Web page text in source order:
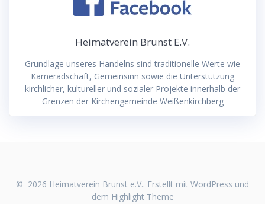
Heimatverein Brunst E.V.
Grundlage unseres Handelns sind traditionelle Werte wie
Kameradschaft, Gemeinsinn sowie die Unterstützung
kirchlicher, kultureller und sozialer Projekte innerhalb der
Grenzen der Kirchengemeinde Weißenkirchberg
© 2026 Heimatverein Brunst e.V.. Erstellt mit WordPress und
dem Highlight Theme